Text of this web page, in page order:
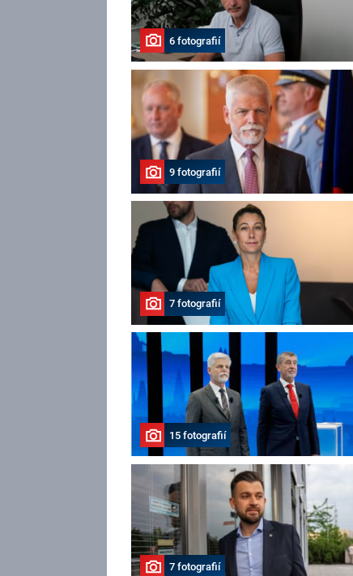
6 fotografií
9 fotografií
7 fotografií
15 fotografií
7 fotografií